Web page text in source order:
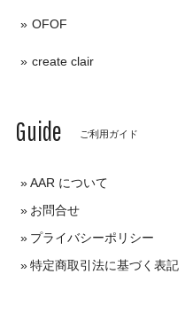
OFOF
create clair
Guide ご利用ガイド
AAR について
お問合せ
プライバシーポリシー
特定商取引法に基づく表記